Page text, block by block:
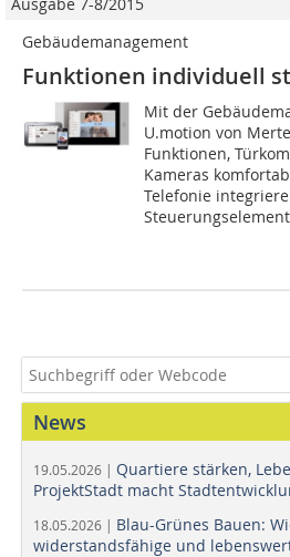
Gebäudemanagement
Funktionen individuell
Mit der
U.motion von
Funktionen,
Kameras
Telefonie
News
19.05.2026 | Quartiere stärken,
ProjektStadt macht
18.05.2026 | Blau-Grünes Bauen:
widerstandsfähige und